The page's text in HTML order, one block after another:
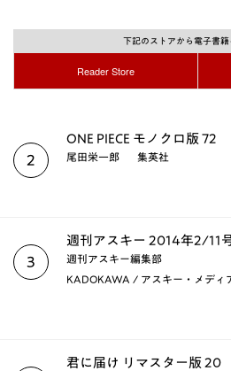
下記のストアから電子書籍
Reader Store
2
ONE PIECE モノクロ版 72
尾田栄一郎 集英社
3
週刊アスキー 2014年2/11
週刊アスキー編集部
KADOKAWA / アスキー・メディ
君に届け リマスター版 20